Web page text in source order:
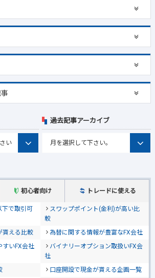
初心者向け トレードに使える
下で取引可
スワップポイント(金利)が高い比
較
貰える比較
為替に関する情報が豊富なFX会社
すいFX会社
バイナリーオプション取扱いFX会
社
口座開設で現金が貰える企画一覧
過去記事アーカイブ